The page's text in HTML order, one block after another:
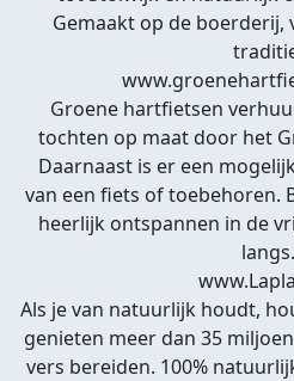
Gemaakt op de boerderij,
Groene hartfietsen
tochten op maat door het
Daarnaast is er een
van een fiets of toebehoren.
heerlijk ontspannen in de
langs.
Als je van natuurlijk houdt,
genieten meer dan 35
vers bereiden. 100%